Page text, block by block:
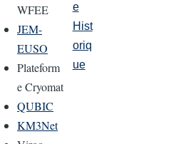
WFEE
JEM-
EUSO
Plateform
e Cryomat
QUBIC
KM3Net
e
Hist
oriq
ue